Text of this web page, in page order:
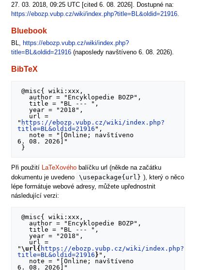
27. 03. 2018, 09:25 UTC [cited 6. 08. 2026]. Dostupné na:
https://ebozp.vubp.cz/wiki/index.php?title=BL&oldid=21916.
Bluebook
BL, https://ebozp.vubp.cz/wiki/index.php?
title=BL&oldid=21916(naposledy navštíveno 6. 08. 2026).
BibTeX
@misc{ wiki:xxx,
   title = "BL --- ",
   year = "2018",
" https://ebozp.vubp.cz/wiki/index.php?
title=BL&oldid=21916 ",
6. 08. 2026]"
Při použití LaTeXovéhobalíčku url (někde na začátku
dokumentu je uvedeno
\usepackage{url} ), který o něco
lépe formátuje webové adresy, můžete upřednostnit
následující verzi:
@misc{ wiki:xxx,
   title = "BL --- ",
   year = "2018",
"\url{ https://ebozp.vubp.cz/wiki/index.php?
title=BL&oldid=21916 } ",
6. 08. 2026]"